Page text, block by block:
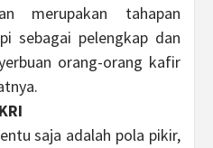
merupakan tahapan
sebagai pelengkap dan
orang-orang kafir
saja adalah pola pikir,